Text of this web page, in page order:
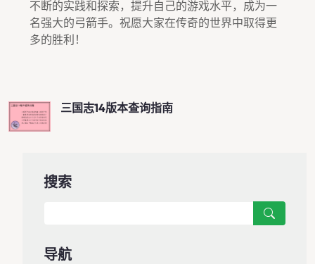
不断的实践和探索，提升自己的游戏水平，成为一
名强大的弓箭手。祝愿大家在传奇的世界中取得更
多的胜利！
三国志14版本查询指南
搜索
导航